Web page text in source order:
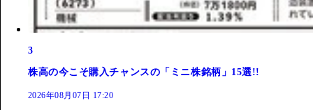
3
株高の今こそ購入チャンスの「ミニ株銘柄」15選!!
2026年08月07日 17:20